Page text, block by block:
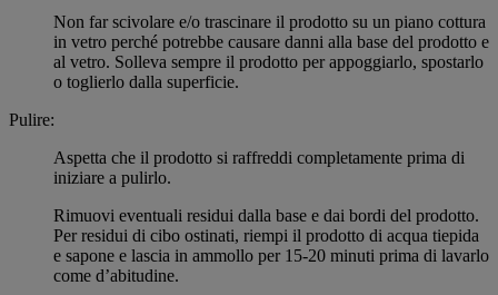
Non far scivolare e/o trascinare il prodotto su un piano cottura
in vetro perché potrebbe causare danni alla base del prodotto e
al vetro. Solleva sempre il prodotto per appoggiarlo, spostarlo
o toglierlo dalla superficie.
Pulire:
Aspetta che il prodotto si raffreddi completamente prima di
iniziare a pulirlo.
Rimuovi eventuali residui dalla base e dai bordi del prodotto.
Per residui di cibo ostinati, riempi il prodotto di acqua tiepida
e sapone e lascia in ammollo per 15-20 minuti prima di lavarlo
come d’abitudine.